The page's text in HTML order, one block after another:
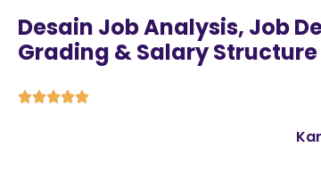
Desain Job Analysis, Job
Grading & Salary Structure
